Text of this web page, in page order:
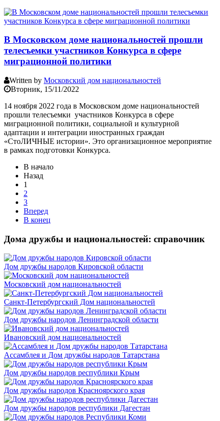
В Московском доме национальностей прошли
телесъемки участников Конкурса в сфере
миграционной политики
Written by Московский дом национальностей
Вторник, 15/11/2022
14 ноября 2022 года в Московском доме национальностей
прошли телесъемки участников Конкурса в сфере
миграционной политики, социальной и культурной
адаптации и интеграции иностранных граждан
«СтоЛИЧНЫЕ истории». Это организационное мероприятие
в рамках подготовки Конкурса.
В начало
Назад
1
2
3
Вперед
В конец
Дома дружбы и национальностей: справочник
Дом дружбы народов Кировской области
Московский дом национальностей
Санкт-Петербургский Дом национальностей
Дом дружбы народов Ленинградской области
Ивановский дом национальностей
Ассамблея и Дом дружбы народов Татарстана
Дом дружбы народов республики Крым
Дом дружбы народов Красноярского края
Дом дружбы народов республики Дагестан